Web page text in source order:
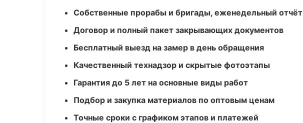
Собственные прорабы и бригады, еженедельный отчёт
Договор и полный пакет закрывающих документов
Бесплатный выезд на замер в день обращения
Качественный технадзор и скрытые фотоэтапы
Гарантия до 5 лет на основные виды работ
Подбор и закупка материалов по оптовым ценам
Точные сроки с графиком этапов и платежей